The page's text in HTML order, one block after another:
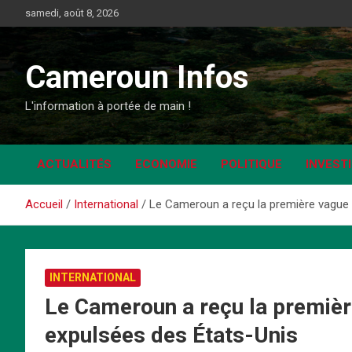
au
samedi, août 8, 2026
Cameroun Infos
L'information à portée de main !
ACTUALITÉS ECONOMIE POLITIQUE
Accueil International Le Cameroun a reçu la première
INTERNATIONAL
Le Cameroun a reçu la
expulsées des États-Unis